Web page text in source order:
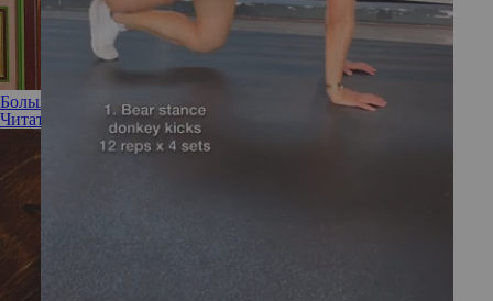
Больше красок: как создать позитивный интерьер
Читать полностью